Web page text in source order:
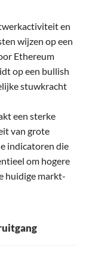
en
wijzen op een
Ethereum
op een bullish
stuwkracht
een sterke
van grote
indicatoren die
om hogere
huidige markt-